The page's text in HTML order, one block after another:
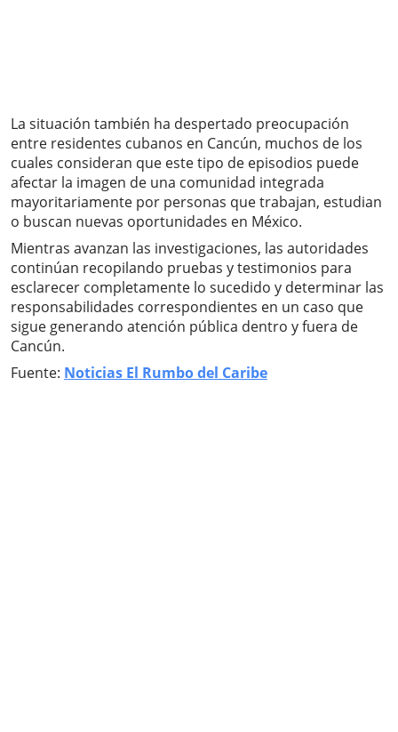
La situación también ha despertado preocupación
entre residentes cubanos en Cancún, muchos de los
cuales consideran que este tipo de episodios puede
afectar la imagen de una comunidad integrada
mayoritariamente por personas que trabajan, estudian
o buscan nuevas oportunidades en México.
Mientras avanzan las investigaciones, las autoridades
continúan recopilando pruebas y testimonios para
esclarecer completamente lo sucedido y determinar las
responsabilidades correspondientes en un caso que
sigue generando atención pública dentro y fuera de
Cancún.
Fuente: Noticias El Rumbo del Caribe